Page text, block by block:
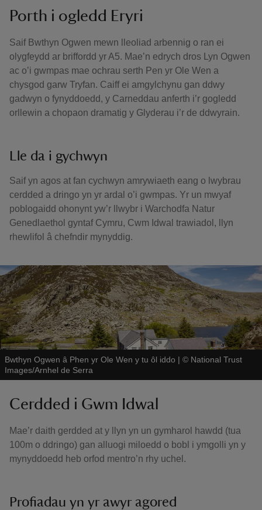
Porth i ogledd Eryri
Saif Bwthyn Ogwen mewn lleoliad arbennig o ran ei
olygfeydd ar briffordd yr A5. Mae’n edrych dros Lyn Ogwen
ac o’i gwmpas mae ochrau serth Pen yr Ole Wen a
chysgod garw Tryfan. Caiff ei amgylchynu gan ddwy
gadwyn o fynyddoedd, y Carneddau anferth i’r gogledd
orllewin a chopaon dramatig y Glyderau i’r de ddwyrain.
Lle da i gychwyn
Saif yn agos at fan cychwyn amrywiaeth eang o lwybrau
cerdded a dringo yn yr ardal o’i gwmpas. Yr un mwyaf
poblogaidd ohonynt yw’r llwybr i Warchodfa Natur
Genedlaethol gyntaf Cymru, Cwm Idwal trawiadol, llyn
rhewlifol â chefndir mynyddig.
Bwthyn Ogwen â Phen yr Ole Wen y tu ôl iddo | © National Trust
Images/Arnhel de Serra
Cerdded i Gwm Idwal
Mae’r daith gerdded at y llyn yn un gymharol hawdd (tua
100m o ddringo) gan alluogi miloedd o bobl i ymgolli yn y
mynyddoedd heb orfod mentro’n rhy uchel.
Profiadau yn yr awyr agored